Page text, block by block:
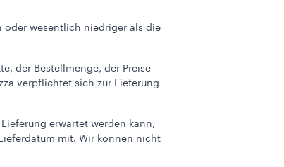
oder wesentlich niedriger als die
der Bestellmenge, der Preise
verpflichtet sich zur Lieferung
erwartet werden kann,
mit. Wir können nicht